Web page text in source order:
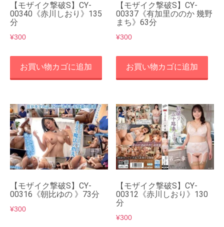
【モザイク撃破S】CY-
00340《赤川しおり》135
分
¥300
お買い物カゴに追加
【モザイク撃破S】CY-
00337《有加里ののか 幾野
まち》63分
¥300
お買い物カゴに追加
【モザイク撃破S】CY-
00316《朝比ゆの 》73分
¥300
【モザイク撃破S】CY-
00312《赤川しおり》130
分
¥300